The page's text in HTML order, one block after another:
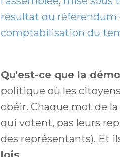
résultat du référendum
comptabilisation du
Qu'est-ce que la
politique où les
obéir. Chaque mot de
qui votent, pas leurs
des représentants). Et